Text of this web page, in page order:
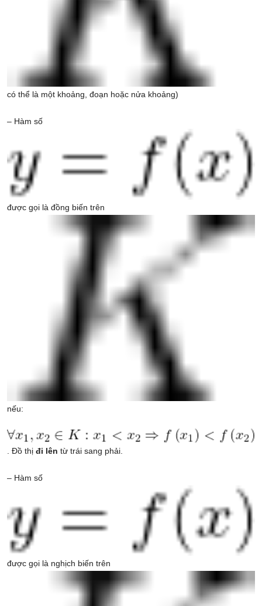
có thể là một khoảng, đoạn hoặc nửa khoảng)
– Hàm số
được gọi là đồng biến trên
nếu:
. Đồ thị đi lên từ trái sang phải.
– Hàm số
được gọi là nghịch biến trên